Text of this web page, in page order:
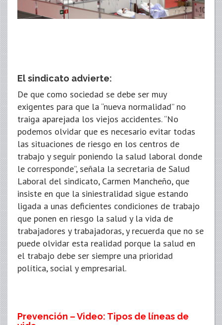
El sindicato advierte:
De que como sociedad se debe ser muy
exigentes para que la “nueva normalidad” no
traiga aparejada los viejos accidentes. “No
podemos olvidar que es necesario evitar todas
las situaciones de riesgo en los centros de
trabajo y seguir poniendo la salud laboral donde
le corresponde”, señala la secretaria de Salud
Laboral del sindicato, Carmen Mancheño, que
insiste en que la siniestralidad sigue estando
ligada a unas deficientes condiciones de trabajo
que ponen en riesgo la salud y la vida de
trabajadores y trabajadoras, y recuerda que no se
puede olvidar esta realidad porque la salud en
el trabajo debe ser siempre una prioridad
política, social y empresarial.
Prevención – Video: Tipos de líneas de